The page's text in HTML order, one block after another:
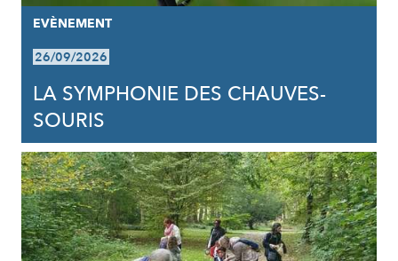
EVÈNEMENT
26/09/2026
LA SYMPHONIE DES CHAUVES-
SOURIS